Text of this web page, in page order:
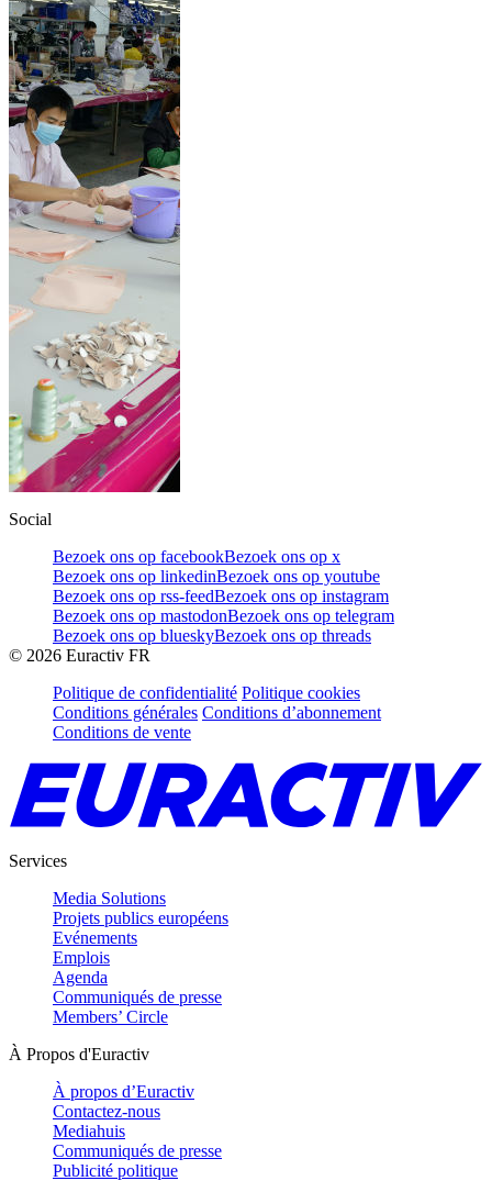
Social
Bezoek ons op facebookBezoek ons op x
Bezoek ons op linkedinBezoek ons op youtube
Bezoek ons op rss-feedBezoek ons op instagram
Bezoek ons op mastodonBezoek ons op telegram
Bezoek ons op blueskyBezoek ons op threads
© 2026 Euractiv FR
Politique de confidentialité Politique cookies
Conditions générales Conditions d’abonnement
Conditions de vente
Services
Media Solutions
Projets publics européens
Evénements
Emplois
Agenda
Communiqués de presse
Members’ Circle
À Propos d'Euractiv
À propos d’Euractiv
Contactez-nous
Mediahuis
Communiqués de presse
Publicité politique